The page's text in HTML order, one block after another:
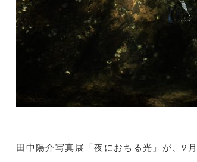
田中陽介写真展「夜におちる光」が、9